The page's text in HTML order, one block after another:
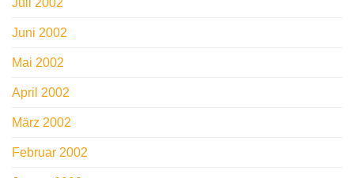
Juli 2002
Juni 2002
Mai 2002
April 2002
März 2002
Februar 2002